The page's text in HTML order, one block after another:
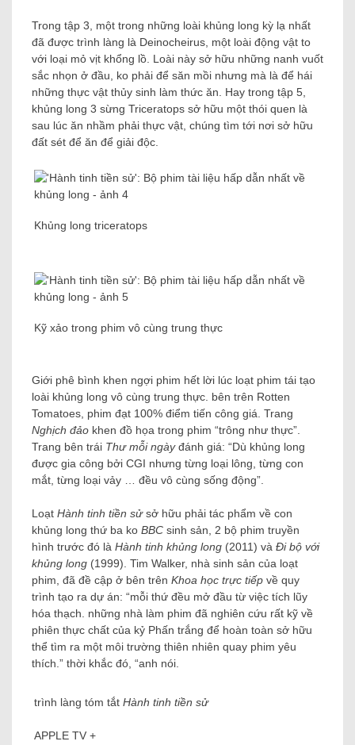
Trong tập 3, một trong những loài khủng long kỳ lạ nhất
đã được trình làng là Deinocheirus, một loài động vật to
với loại mỏ vịt khổng lồ. Loài này sở hữu những nanh vuốt
sắc nhọn ở đầu, ko phải để săn mồi nhưng mà là để hái
những thực vật thủy sinh làm thức ăn. Hay trong tập 5,
khủng long 3 sừng Triceratops sở hữu một thói quen là
sau lúc ăn nhầm phải thực vật, chúng tìm tới nơi sở hữu
đất sét để ăn để giải độc.
Khủng long triceratops
Kỹ xảo trong phim vô cùng trung thực
Giới phê bình khen ngợi phim hết lời lúc loạt phim tái tạo
loài khủng long vô cùng trung thực. bên trên Rotten
Tomatoes, phim đạt 100% điểm tiến công giá. Trang
Nghịch đảo khen đồ họa trong phim “trông như thực”.
Trang bên trái Thư mỗi ngàyđánh giá: “Dù khủng long
được gia công bởi CGI nhưng từng loại lông, từng con
mắt, từng loại vảy … đều vô cùng sống động”.
Loạt Hành tinh tiền sửsở hữu phải tác phẩm về con
khủng long thứ ba ko BBC sinh sản, 2 bộ phim truyền
hình trước đó là Hành tinh khủng long (2011) và Đi bộ với
khủng long (1999). Tim Walker, nhà sinh sản của loạt
phim, đã đề cập ở bên trên Khoa học trực tiếp về quy
trình tạo ra dự án: “mỗi thứ đều mở đầu từ việc tích lũy
hóa thạch. những nhà làm phim đã nghiên cứu rất kỹ về
phiên thực chất của kỷ Phấn trắng để hoàn toàn sở hữu
thể tìm ra một môi trường thiên nhiên quay phim yêu
thích.” thời khắc đó, “anh nói.
trình làng tóm tắt Hành tinh tiền sử
APPLE TV +